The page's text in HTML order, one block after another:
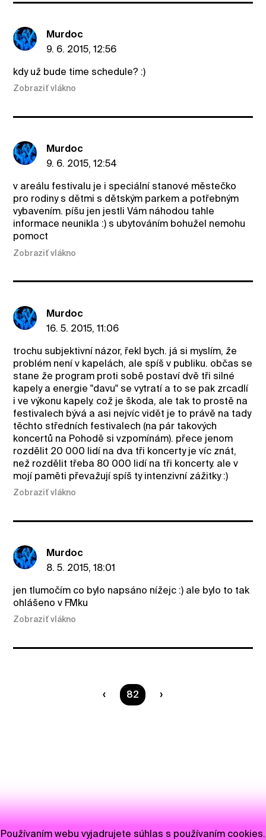
Murdoc
9. 6. 2015, 12:56
kdy už bude time schedule? :)
Zobraziť vlákno
Murdoc
9. 6. 2015, 12:54
v areálu festivalu je i speciální stanové městečko
pro rodiny s dětmi s dětským parkem a potřebným
vybavením. píšu jen jestli Vám náhodou tahle
informace neunikla :) s ubytováním bohužel nemohu
pomoct
Zobraziť vlákno
Murdoc
16. 5. 2015, 11:06
trochu subjektivní názor, řekl bych. já si myslím, že
problém není v kapelách, ale spíš v publiku. občas se
stane že program proti sobě postaví dvě tři silné
kapely a energie "davu" se vytratí a to se pak zrcadlí
i ve výkonu kapely. což je škoda, ale tak to prostě na
festivalech bývá a asi nejvíc vidět je to právě na tady
těchto středních festivalech (na pár takových
koncertů na Pohodě si vzpomínám). přece jenom
rozdělit 20 000 lidí na dva tři koncerty je víc znát,
než rozdělit třeba 80 000 lidí na tři koncerty. ale v
mojí paměti převažují spíš ty intenzivní zážitky :)
Zobraziť vlákno
Murdoc
8. 5. 2015, 18:01
jen tlumočím co bylo napsáno nížejc :) ale bylo to tak
ohlášeno v FMku
Zobraziť vlákno
Ste na strane
82
Používaním webu vyjadrujete súhlas s používaním cookies.